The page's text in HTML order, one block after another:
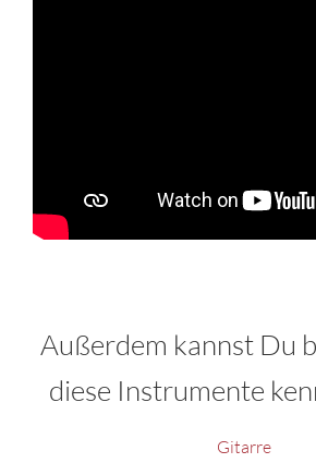
Außerdem kannst Du
diese Instrumente
Gitarre